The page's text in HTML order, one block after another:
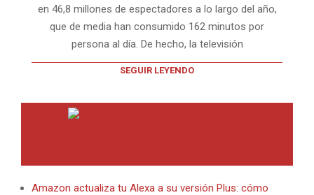
en 46,8 millones de espectadores a lo largo del año,
que de media han consumido 162 minutos por
persona al día. De hecho, la televisión
SEGUIR LEYENDO
Amazon actualiza tu Alexa a su versión Plus: cómo